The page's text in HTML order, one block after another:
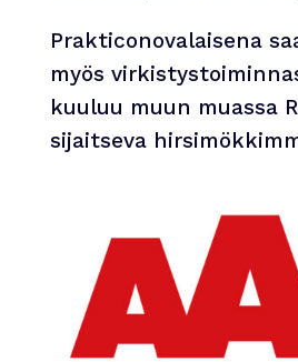
Prakticonovalaisena
myös
kuuluu muun muassa
sijaitseva